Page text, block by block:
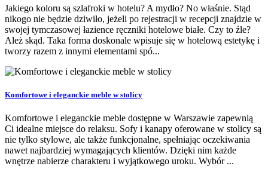
Jakiego koloru są szlafroki w hotelu? A mydło? No właśnie. Stąd
nikogo nie będzie dziwiło, jeżeli po rejestracji w recepcji znajdzie w
swojej tymczasowej łazience ręczniki hotelowe białe. Czy to źle?
Ależ skąd. Taka forma doskonale wpisuje się w hotelową estetykę i
tworzy razem z innymi elementami spó...
Komfortowe i eleganckie meble w stolicy
Komfortowe i eleganckie meble dostępne w Warszawie zapewnią
Ci idealne miejsce do relaksu. Sofy i kanapy oferowane w stolicy są
nie tylko stylowe, ale także funkcjonalne, spełniając oczekiwania
nawet najbardziej wymagających klientów. Dzięki nim każde
wnętrze nabierze charakteru i wyjątkowego uroku. Wybór ...